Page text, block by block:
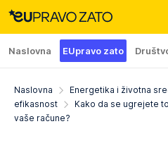
Naslovna EUpravo zato
Naslovna Energetika i životna
efikasnost
Kako da se ugrejete
vaše račune?